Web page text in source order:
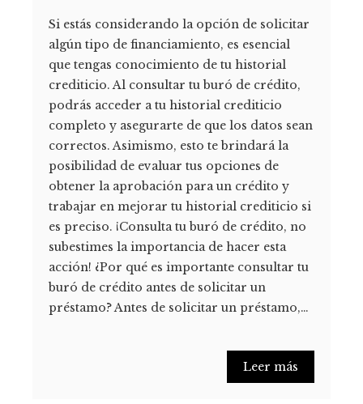
Si estás considerando la opción de solicitar
algún tipo de financiamiento, es esencial
que tengas conocimiento de tu historial
crediticio. Al consultar tu buró de crédito,
podrás acceder a tu historial crediticio
completo y asegurarte de que los datos sean
correctos. Asimismo, esto te brindará la
posibilidad de evaluar tus opciones de
obtener la aprobación para un crédito y
trabajar en mejorar tu historial crediticio si
es preciso. ¡Consulta tu buró de crédito, no
subestimes la importancia de hacer esta
acción! ¿Por qué es importante consultar tu
buró de crédito antes de solicitar un
préstamo? Antes de solicitar un préstamo,…
Leer más